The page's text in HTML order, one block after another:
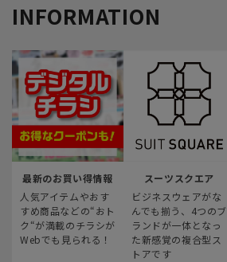
INFORMATION
最新のお買い得情報
人気アイテムやおす
すめ商品などの“おト
ク“が満載のチラシが
Webでも見られる！
スーツスクエア
ビジネスウェアがな
んでも揃う、4つのブ
ランドが一体となっ
た新感覚の複合型ス
トアです